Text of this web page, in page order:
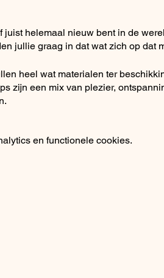
helemaal nieuw bent in de
jullie graag in dat wat zich op dat
heel wat materialen ter
zijn een mix van plezier,
creativiteit. KERABA Rekieja,
en functionele cookies.